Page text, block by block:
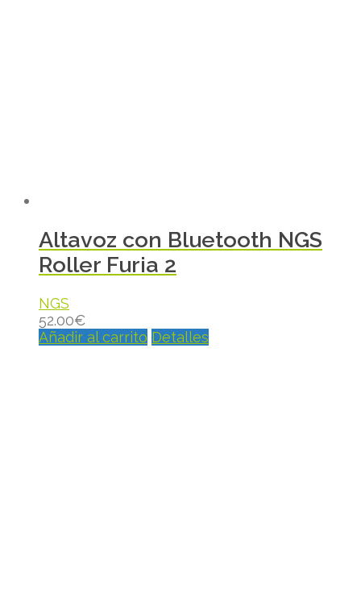
Altavoz con Bluetooth NGS
Roller Furia 2
NGS
52.00€
Añadir al carrito Detalles